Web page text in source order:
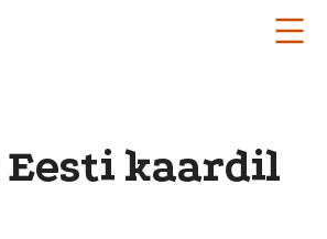
Eesti kaardil